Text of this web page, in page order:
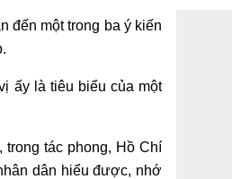
đến một trong ba ý kiến
ấy là tiêu biểu của một
tác phong, Hồ Chí
dân hiểu được, nhớ